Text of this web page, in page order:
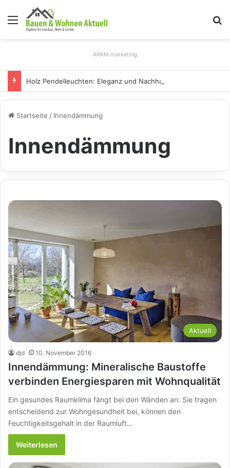
Menü
ARKM.marketing
Startseite / Innendämmung
Innendämmung
Aktuell
djd 10. November 2016
Innendämmung: Mineralische Baustoffe
verbinden Energiesparen mit Wohnqualität
Ein gesundes Raumklima fängt bei den Wänden an: Sie tragen
entscheidend zur Wohngesundheit bei, können den
Feuchtigkeitsgehalt in der Raumluft…
Weiterlesen